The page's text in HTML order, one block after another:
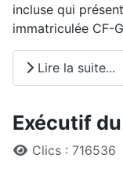
incluse qui
immatriculée CF-
Lire la suite...
Exécutif
DétailsClics : 716536